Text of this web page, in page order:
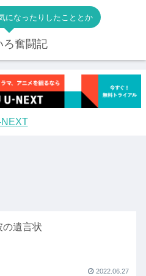
になったりしたこととか
ろ奮闘記
NEXT
の遺言状
2022.06.27